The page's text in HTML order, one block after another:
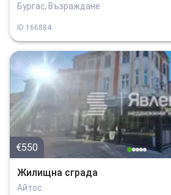
Бургас, Възраждане
ID 166884
€550
Жилищна сграда
Айтос